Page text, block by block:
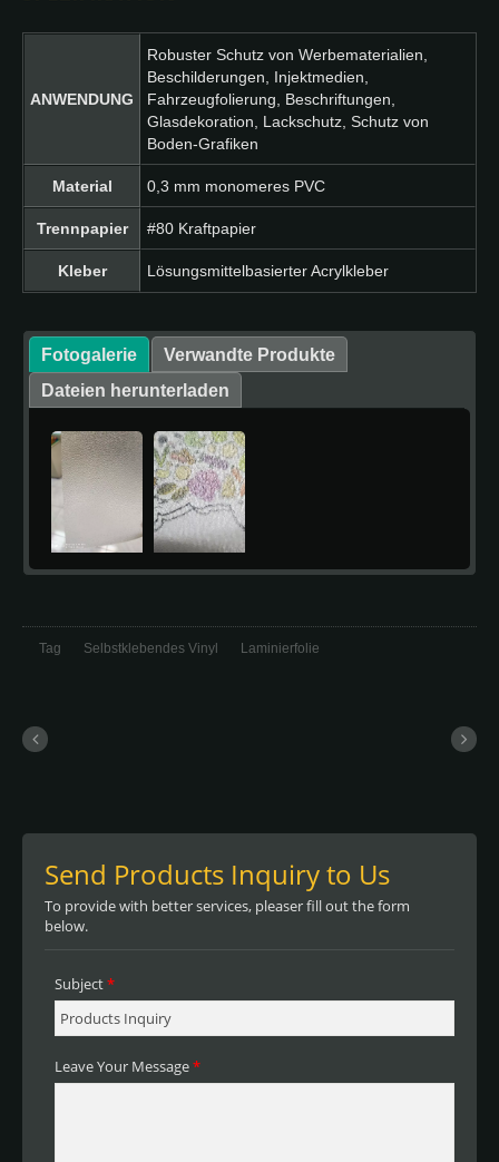
ANWENDUNG
Robuster Schutz von Werbematerialien,
Beschilderungen, Injektmedien,
Fahrzeugfolierung, Beschriftungen,
Glasdekoration, Lackschutz, Schutz von
Boden-Grafiken
Material 0,3 mm monomeres PVC
Trennpapier #80 Kraftpapier
Kleber Lösungsmittelbasierter Acrylkleber
Fotogalerie
Verwandte Produkte
Dateien herunterladen
Tag Selbstklebendes Vinyl Laminierfolie